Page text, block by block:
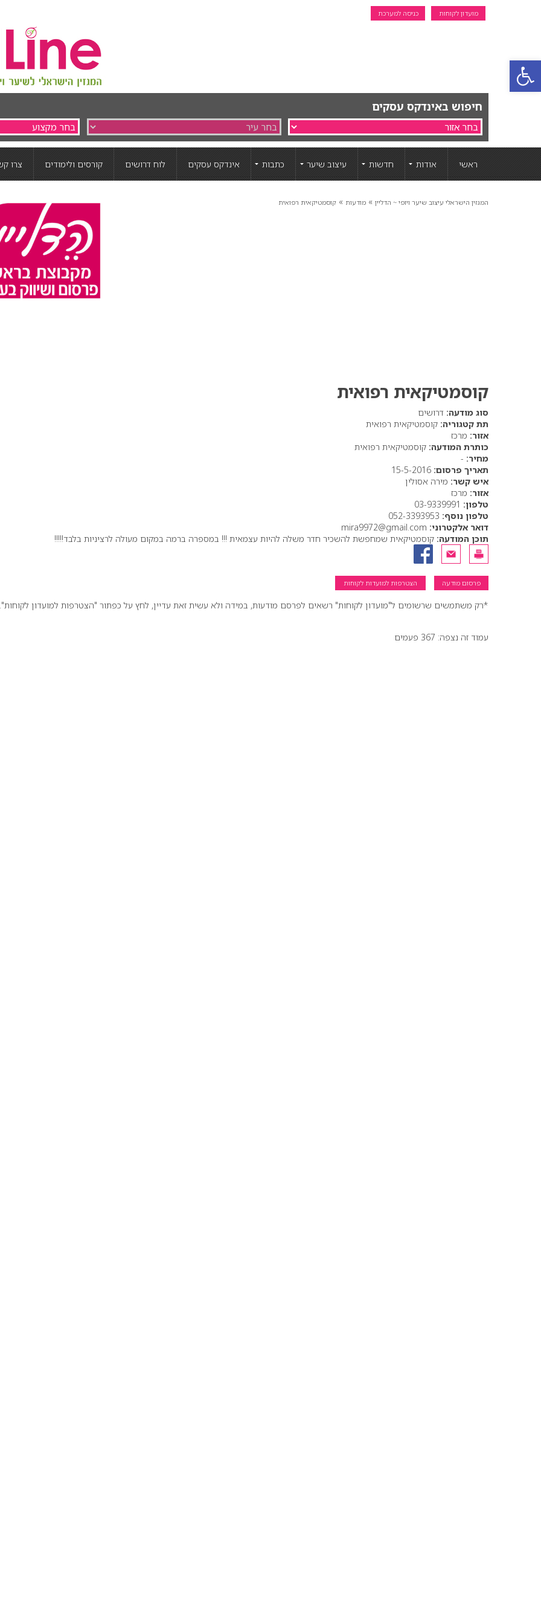
פתח סרגל נגישות
מועדון לקוחות כניסה למערכת
חיפוש באינדקס עסקים
ראשי אודות חדשות עיצוב שיער כתבות אינדקס עסקים לוח דרושים קורסים ולימודים צרו
המגזין הישראלי עיצוב שיער ויופי ~ הדליין » מודעות » קוסמטיקאית רפואית
קוסמטיקאית רפואית
סוג מודעה: דרושים
תת קטגוריה: קוסמטיקאית רפואית
אזור: מרכז
כותרת המודעה: קוסמטיקאית רפואית
מחיר: -
תאריך פרסום:
איש קשר: מירה אסולין
אזור: מרכז
טלפון:
טלפון נוסף:
דואר אלקטרוני:
תוכן המודעה: קוסמטיקאית שמחפשת להשכיר חדר משלה להיות עצמאית !!! במספרה ברמה במקום מעולה לרציניות בלבד!!!!!
פרסום מודעה הצטרפות למועדות לקוחות
*רק משתמשים שרשומים ל"מועדון לקוחות" רשאים לפרסם מודעות, במידה ולא עשית זאת עדיין, לחץ על כפתור "הצטרפות למועדון לקוחות".
עמוד זה נצפה: 367 פעמים